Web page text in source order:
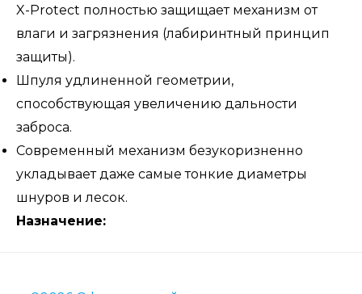
X-Protect полностью защищает механизм от
влаги и загрязнения (лабиринтный принцип
защиты).
Шпуля удлиненной геометрии,
способствующая увеличению дальности
заброса.
Современный механизм безукоризненно
укладывает даже самые тонкие диаметры
шнуров и лесок.
Назначение: